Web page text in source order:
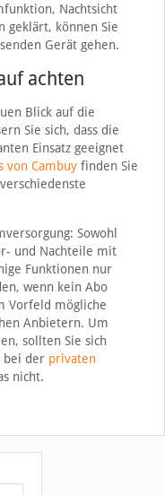
Nachtsicht
geklärt, können Sie
Gerät gehen.
achten
Blick auf die
Sie sich, dass die
Einsatz geeignet
von Cambuyfinden Sie
Sowohl
und Nachteile mit
Funktionen nur
wenn kein Abo
Vorfeld mögliche
Anbietern. Um
sollten Sie sich
bei der privaten
nicht.